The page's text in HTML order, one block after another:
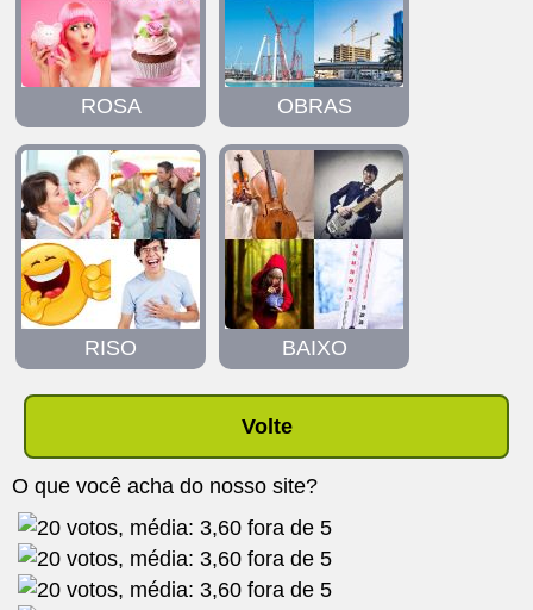
ROSA OBRAS
RISO BAIXO
Volte
O que você acha do nosso site?